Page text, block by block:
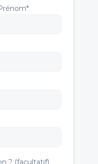
? (facultatif)